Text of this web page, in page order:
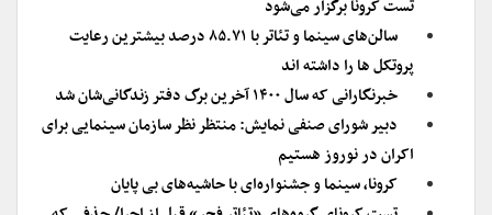
تست کرونا برگزار می‌شود
سالن‌های سینما و تئاتر با ۸۵.۷۱ درصد بیشترین رعایت
پروتکل ها را داشته اند
خبرنگارانی که سال ۱۴۰۰ آخرین برگ دفتر زندگانی‌شان شد
دبیر شورای صنفی نمایش: منتظر نظر سازمان سینمایی برای
اکران در نوروز هستیم
کرونا، سینما و جشنواره‌ای با حاشیه‌های بی پایان